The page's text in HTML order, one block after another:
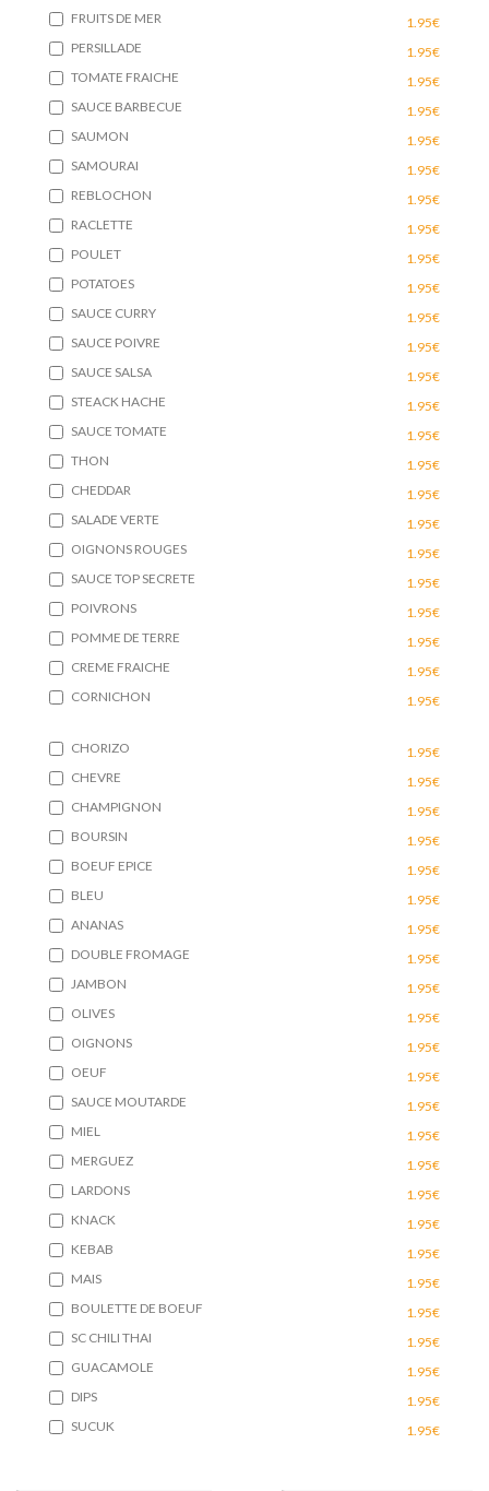
FRUITS DE MER
1.95€
PERSILLADE
1.95€
TOMATE FRAICHE
1.95€
SAUCE BARBECUE
1.95€
SAUMON
1.95€
SAMOURAI
1.95€
REBLOCHON
1.95€
RACLETTE
1.95€
POULET
1.95€
POTATOES
1.95€
SAUCE CURRY
1.95€
SAUCE POIVRE
1.95€
SAUCE SALSA
1.95€
STEACK HACHE
1.95€
SAUCE TOMATE
1.95€
THON
1.95€
CHEDDAR
1.95€
SALADE VERTE
1.95€
OIGNONS ROUGES
1.95€
SAUCE TOP SECRETE
1.95€
POIVRONS
1.95€
POMME DE TERRE
1.95€
CREME FRAICHE
1.95€
CORNICHON
1.95€
CHORIZO
1.95€
CHEVRE
1.95€
CHAMPIGNON
1.95€
BOURSIN
1.95€
BOEUF EPICE
1.95€
BLEU
1.95€
ANANAS
1.95€
DOUBLE FROMAGE
1.95€
JAMBON
1.95€
OLIVES
1.95€
OIGNONS
1.95€
OEUF
1.95€
SAUCE MOUTARDE
1.95€
MIEL
1.95€
MERGUEZ
1.95€
LARDONS
1.95€
KNACK
1.95€
KEBAB
1.95€
MAIS
1.95€
BOULETTE DE BOEUF
1.95€
SC CHILI THAI
1.95€
GUACAMOLE
1.95€
DIPS
1.95€
SUCUK
1.95€